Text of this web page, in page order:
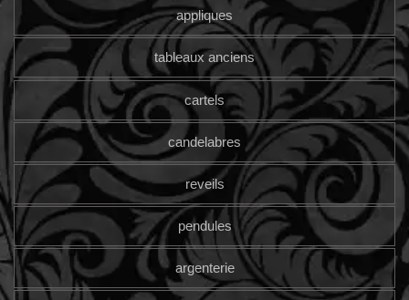
appliques
tableaux anciens
cartels
candelabres
reveils
pendules
argenterie